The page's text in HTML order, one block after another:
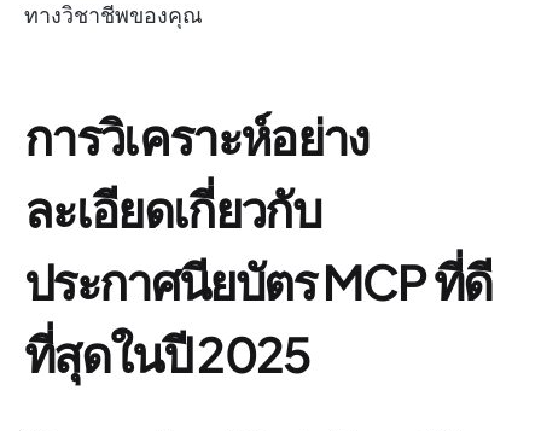
ทางวิชาชีพของคุณ
การวิเคราะห์อย่าง
ละเอียดเกี่ยวกับ
ประกาศนียบัตร MCP ที่ดี
ที่สุดในปี 2025